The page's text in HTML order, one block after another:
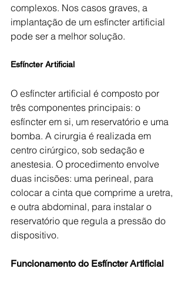
complexos. Nos casos graves, a
implantação de um esfíncter artificial
pode ser a melhor solução.
Esfíncter Artificial
O esfíncter artificial é composto por
três componentes principais: o
esfíncter em si, um reservatório e uma
bomba. A cirurgia é realizada em
centro cirúrgico, sob sedação e
anestesia. O procedimento envolve
duas incisões: uma perineal, para
colocar a cinta que comprime a uretra,
e outra abdominal, para instalar o
reservatório que regula a pressão do
dispositivo.
Funcionamento do Esfíncter Artificial